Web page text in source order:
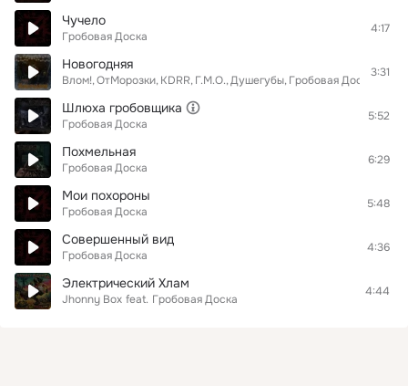
Чучело
Гробовая Доска
4:17
Новогодняя
Влом! ОтМорозки KDRR Г.М.О. Душегубы Гробовая Доска Шах
3:31
Шлюха гробовщика
Гробовая Доска
5:52
Похмельная
Гробовая Доска
6:29
Мои похороны
Гробовая Доска
5:48
Совершенный вид
Гробовая Доска
4:36
Электрический Хлам
Jhonny Box feat. Гробовая Доска
4:44